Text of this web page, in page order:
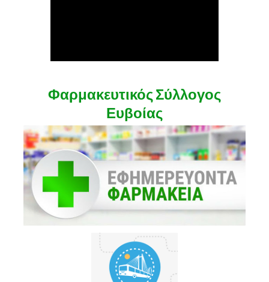
Φαρμακευτικός Σύλλογος
Ευβοίας